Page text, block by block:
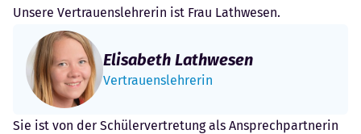
Unsere Vertrauenslehrerin ist Frau Lathwesen.
Elisabeth Lathwesen
Vertrauenslehrerin
Sie ist von der Schülervertretung als Ansprechpartnerin